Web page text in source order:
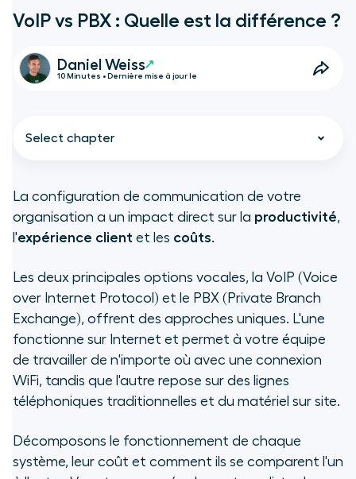
VoIP vs PBX : Quelle est la différence ?
Daniel Weiss
10 Minutes • Dernière mise à jour le
Select chapter
TL;DR
Que sont les systèmes
téléphoniques VoIP et PBX ?
Comparaison des technologies
PBX et VoIP
Comparaison approfondie des
coûts
Autres facteurs à garder à l'esprit
lors du choix entre VoIP et PBX
La configuration de communication de votre
organisation a un impact direct sur la productivité,
l'expérience client et les coûts.
Les deux principales options vocales, la VoIP (Voice
over Internet Protocol) et le PBX (Private Branch
Exchange), offrent des approches uniques. L'une
fonctionne sur Internet et permet à votre équipe
de travailler de n'importe où avec une connexion
WiFi, tandis que l'autre repose sur des lignes
téléphoniques traditionnelles et du matériel sur site.
Décomposons le fonctionnement de chaque
système, leur coût et comment ils se comparent l'un